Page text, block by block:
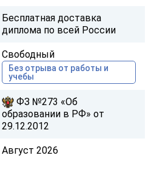
Бесплатная доставка
диплома по всей России
Свободный
Без отрыва от работы и
учебы
ФЗ №273 «Об
образовании в РФ» от
29.12.2012
Август 2026